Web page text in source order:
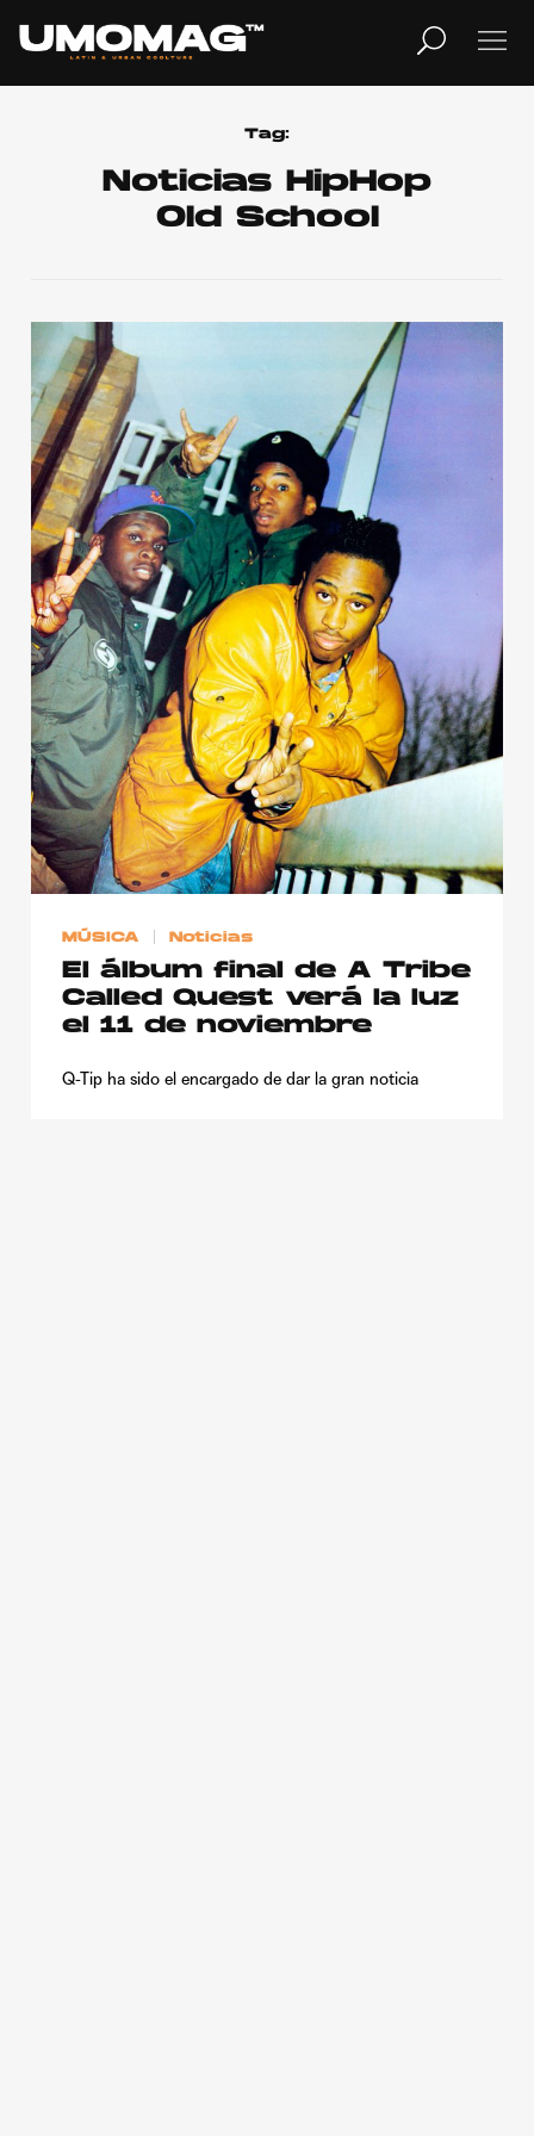
TV
Home
Cover Story
Publicidad
Contacto
Aviso Legal
© 2015-2022 UMOMAG. PROPIEDAD DE UMO agency. TODOS LOS
DERECHOS RESERVADOS.
Tag:
Noticias HipHop
Old School
MÚSICA Noticias
El álbum final de A Tribe
Called Quest verá la luz
el 11 de noviembre
Q-Tip ha sido el encargado de dar la gran noticia